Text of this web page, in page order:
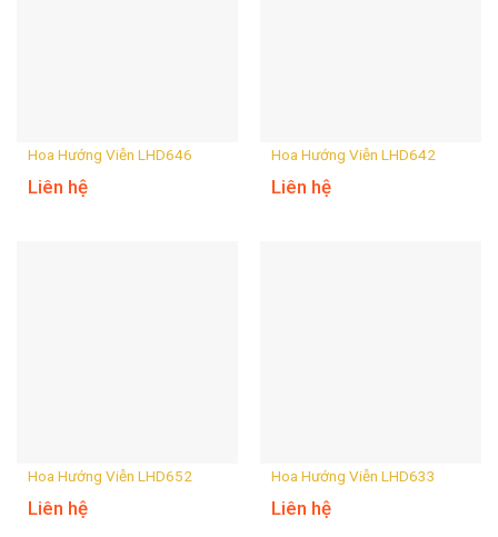
Hoa Hướng Viễn LHD646
Liên hệ
Hoa Hướng Viễn LHD642
Liên hệ
Hoa Hướng Viễn LHD652
Liên hệ
Hoa Hướng Viễn LHD633
Liên hệ